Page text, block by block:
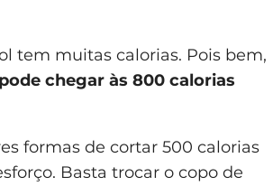
tem muitas calorias. Pois bem,
chegar às 800 calorias
formas de cortar 500 calorias
Basta trocar o copo de